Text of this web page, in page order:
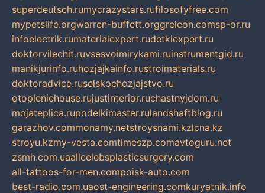
superdeutsch.rumycrazystars.rufilosofyfree.com
mypetslife.orgwarren-buffett.orggreleon.comsp-or.ru
infoelectrik.rumaterialexpert.rudetkiexpert.ru
doktorvilechit.ruvsesvoimirykami.ruinstrumentgid.ru
manikjurinfo.ruhozjajkainfo.rustroimaterials.ru
doktoradvice.ruselskoehozjajstvo.ru
otopleniehouse.rujustinterior.ruchastnyjdom.ru
mojateplica.rupodelkimaster.rulandshaftblog.ru
garazhov.commonamy.netstroysnami.kzlcna.kz
stroyu.kzmy-vesta.comtimeszp.comavtoguru.net
zsmh.com.uaallcelebsplasticsurgery.com
all-tattoos-for-men.compoisk-auto.com
best-radio.com.uaost-engineering.comkuryatnik.info